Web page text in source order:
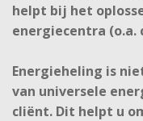
helpt bij het
energiecentra (o.a.
Energieheling is
van universele
cliënt. Dit helpt u